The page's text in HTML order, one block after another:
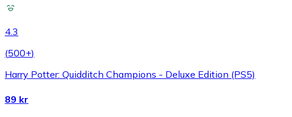
4.3
(500+)
Harry Potter: Quidditch Champions - Deluxe Edition (PS5)
89 kr